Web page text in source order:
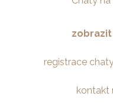
registrace
kontakt